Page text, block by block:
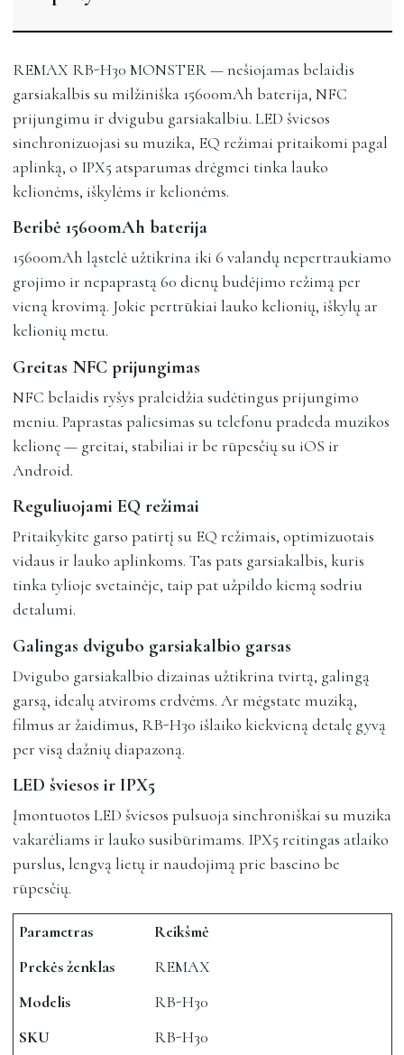
REMAX RB-H30 MONSTER — nešiojamas belaidis
garsiakalbis su milžiniška 15600mAh baterija, NFC
prijungimu ir dvigubu garsiakalbiu. LED šviesos
sinchronizuojasi su muzika, EQ režimai pritaikomi pagal
aplinką, o IPX5 atsparumas drėgmei tinka lauko
kelionėms, iškylėms ir kelionėms.
Beribė 15600mAh baterija
15600mAh ląstelė užtikrina iki 6 valandų nepertraukiamo
grojimo ir nepaprastą 60 dienų budėjimo režimą per
vieną krovimą. Jokie pertrūkiai lauko kelionių, iškylų ar
kelionių metu.
Greitas NFC prijungimas
NFC belaidis ryšys praleidžia sudėtingus prijungimo
meniu. Paprastas paliesimas su telefonu pradeda muzikos
kelionę — greitai, stabiliai ir be rūpesčių su iOS ir
Android.
Reguliuojami EQ režimai
Pritaikykite garso patirtį su EQ režimais, optimizuotais
vidaus ir lauko aplinkoms. Tas pats garsiakalbis, kuris
tinka tylioje svetainėje, taip pat užpildo kiemą sodriu
detalumi.
Galingas dvigubo garsiakalbio garsas
Dvigubo garsiakalbio dizainas užtikrina tvirtą, galingą
garsą, idealų atviroms erdvėms. Ar mėgstate muziką,
filmus ar žaidimus, RB-H30 išlaiko kiekvieną detalę gyvą
per visą dažnių diapazoną.
LED šviesos ir IPX5
Įmontuotos LED šviesos pulsuoja sinchroniškai su muzika
vakarėliams ir lauko susibūrimams. IPX5 reitingas atlaiko
purslus, lengvą lietų ir naudojimą prie baseino be
rūpesčių.
Parametras
Reikšmė
Prekės ženklas
REMAX
Modelis
RB-H30
SKU
RB-H30